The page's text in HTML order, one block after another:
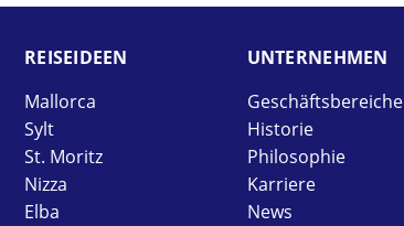
REISE­IDEEN
Mallorca
Sylt
St. Moritz
Nizza
Elba
UNTER­NEHMEN
Geschäftsbereiche
Historie
Philosophie
Karriere
News